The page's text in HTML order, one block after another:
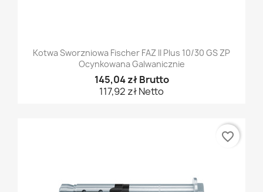
Kotwa Sworzniowa Fischer FAZ II Plus 10/30 GS ZP
Ocynkowana Galwanicznie
145,04 zł Brutto
117,92 zł Netto
favorite_border